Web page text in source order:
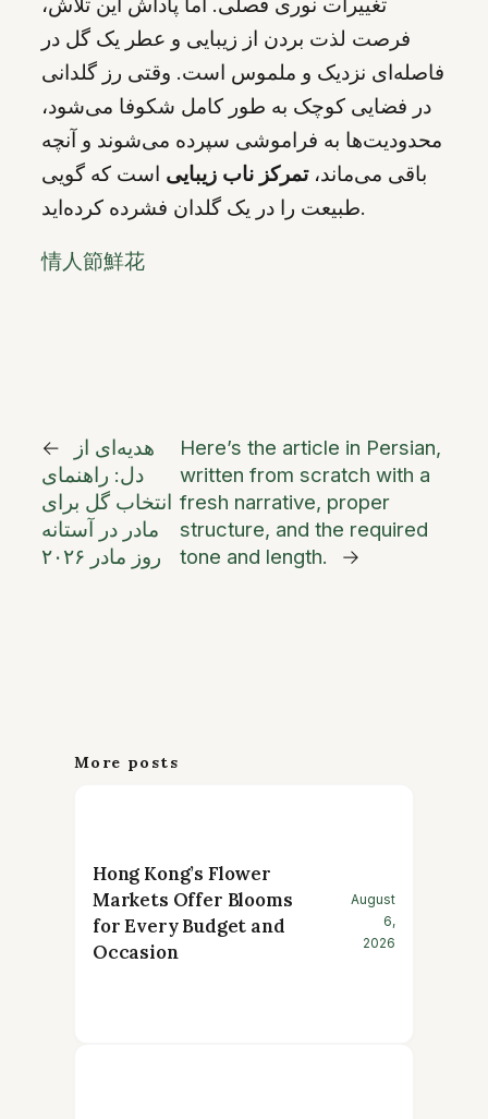
فرصت لذت بردن از زیبایی و عطر یک گل در
فاصله‌ای نزدیک و ملموس است. وقتی رز گلدانی
در فضایی کوچک به طور کامل شکوفا می‌شود،
محدودیت‌ها به فراموشی سپرده می‌شوند و آنچه
باقی می‌ماند،تمرکز ناب زیبایی است که گویی
طبیعت را در یک گلدان فشرده کرده‌اید.
情人節鮮花
←
هدیه‌ای از
دل: راهنمای
انتخاب گل برای
مادر در آستانه
روز مادر ۲۰۲۶
Here’s the article in Persian,
written from scratch with a
fresh narrative, proper
structure, and the required
tone and length.
→
More posts
Hong Kong’s Flower
Markets Offer Blooms
for Every Budget and
Occasion
August
6,
2026